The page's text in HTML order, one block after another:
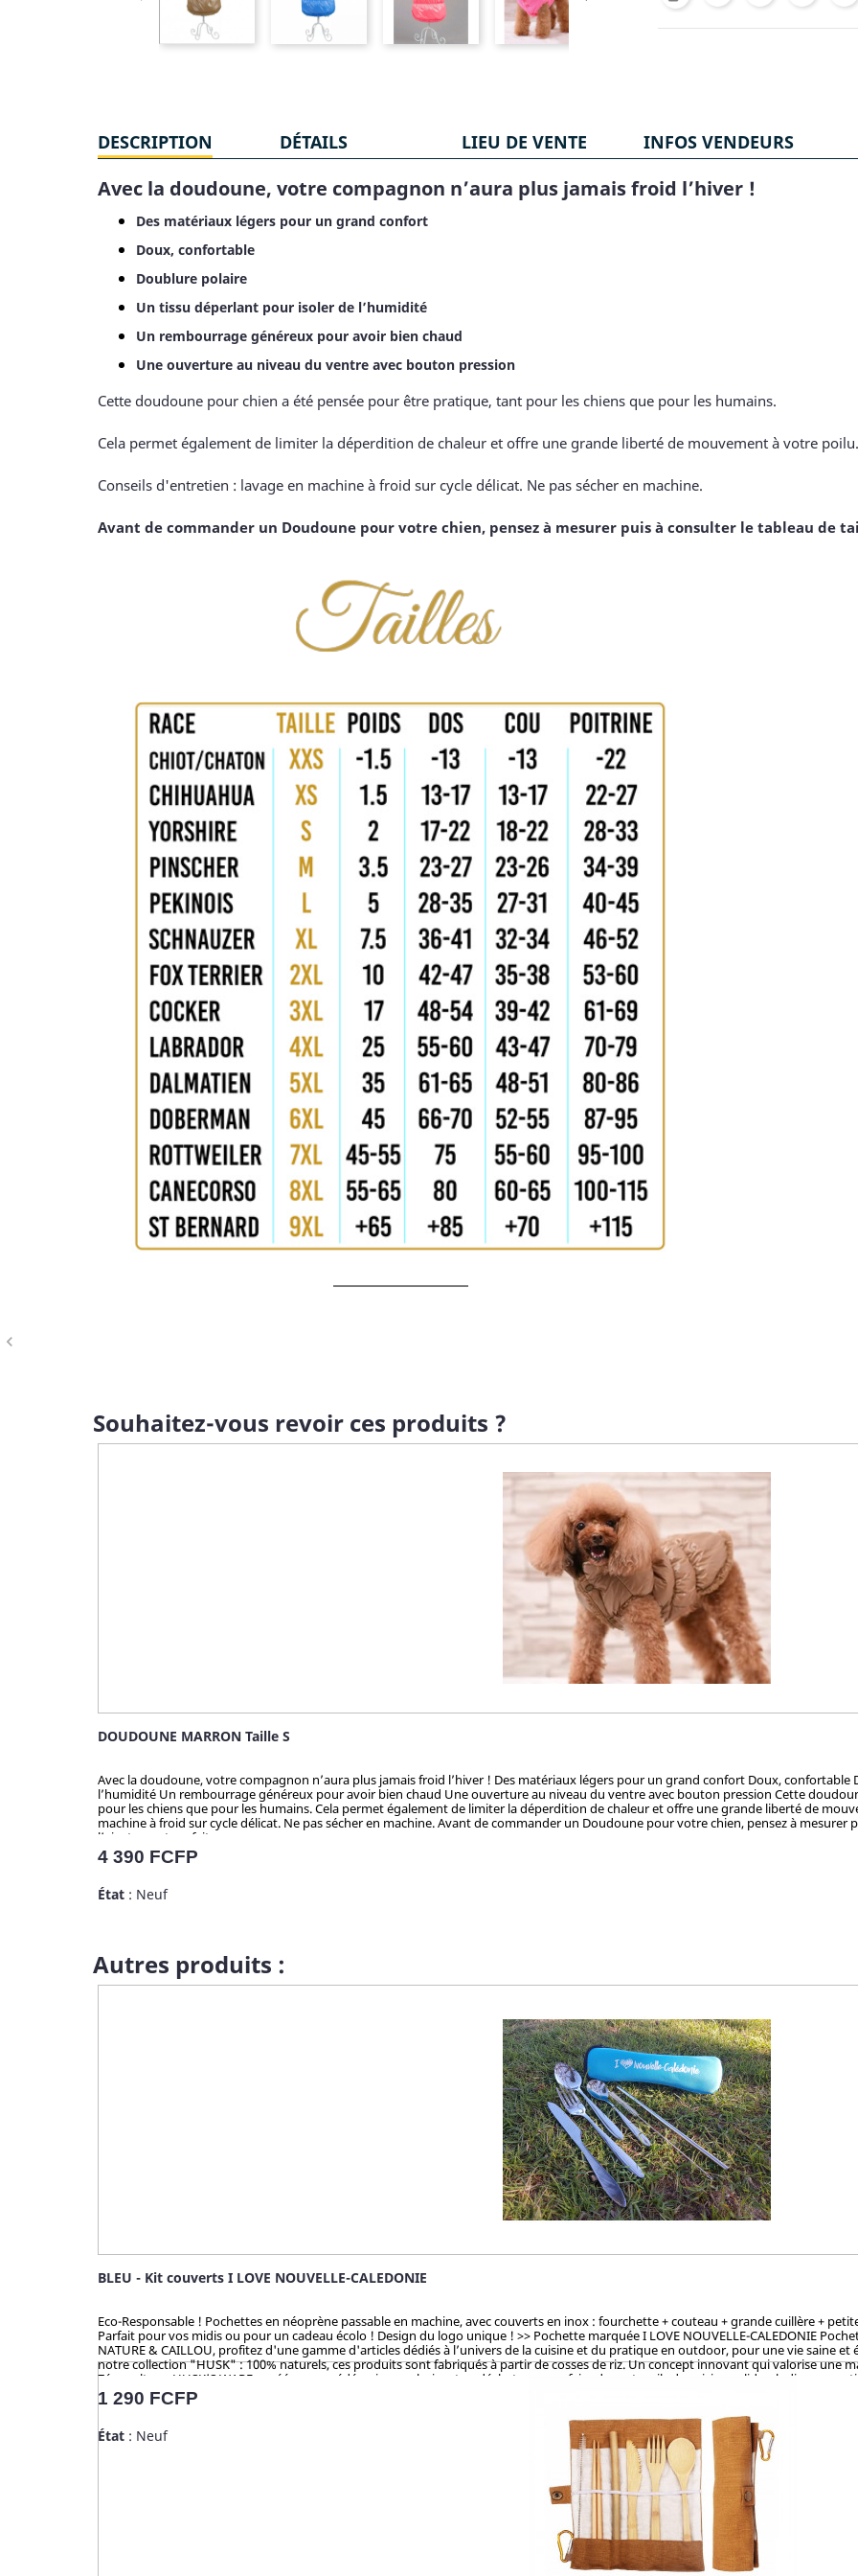
navigate_before
DESCRIPTION DÉTAILS LIEU DE VENTE INFOS VENDEURS
Avec la doudoune, votre compagnon n’aura plus jamais froid l’hiver !
Des matériaux légers pour un grand confort
Doux, confortable
Doublure polaire
Un tissu déperlant pour isoler de l’humidité
Un rembourrage généreux pour avoir bien chaud
Une ouverture au niveau du ventre avec bouton pression
Cette doudoune pour chien a été pensée pour être pratique, tant pour les chiens que pour les humains.
Cela permet également de limiter la déperdition de chaleur et offre une grande liberté de mouvement à votre poilu.
Conseils d'entretien : lavage en machine à froid sur cycle délicat. Ne pas sécher en machine.
Avant de commander un Doudoune pour votre chien, pensez à mesurer puis à consulter le tableau de
Souhaitez-vous revoir ces produits ?
DOUDOUNE MARRON Taille S
Avec la doudoune, votre compagnon n’aura plus jamais froid l’hiver ! Des matériaux légers pour un grand confort Doux, confortable Doublure polaire Un tissu déperlant pour isoler de
l’humidité Un rembourrage généreux pour avoir bien chaud Une ouverture au niveau du ventre avec bouton pression Cette doudoune pour chien a été pensée pour être pratique, tant
pour les chiens que pour les humains. Cela permet également de limiter la déperdition de chaleur et offre une grande liberté de
machine à froid sur cycle délicat. Ne pas sécher en machine. Avant de commander un Doudoune pour votre chien, pensez à mesurer
Prix
4 390 FCFP
État : Neuf
Autres produits :
BLEU - Kit couverts I LOVE NOUVELLE-CALEDONIE
Eco-Responsable ! Pochettes en néoprène passable en machine, avec couverts en inox : fourchette + couteau + grande cuillère +
Parfait pour vos midis ou pour un cadeau écolo ! Design du logo unique ! >> Pochette marquée I LOVE NOUVELLE-CALEDONIE
NATURE & CAILLOU, profitez d'une gamme d'articles dédiés à l’univers de la cuisine et du pratique en outdoor, pour une vie saine
notre collection "HUSK" : 100% naturels, ces produits sont fabriqués à partir de cosses de riz. Un concept innovant qui valorise une
Zéro culture, HUSK’S WARE a créé un procédé unique valorisant ce déchet pour en faire des ustencils de cuisine solides, ludiques,
en bambou qui contiennent du mélaminé pour la coloration et le vernis, ces articles en cosse de riz sont 100% naturels, vertueux,
analysé et certifié par la TUV (Allemagne), SGS (Suisse), BOKEN (Japon), CTI (Chine), FDA (USA) pour ses hauts standards en eco-
Prix
1 290 FCFP
État : Neuf